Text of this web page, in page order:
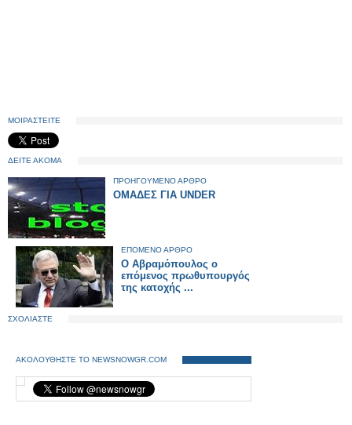
ΜΟΙΡΑΣΤΕΙΤΕ
ΔΕΙΤΕ ΑΚΟΜΑ
ΠΡΟΗΓΟΥΜΕΝΟ ΑΡΘΡΟ
ΟΜΑΔΕΣ ΓΙΑ UNDER
ΕΠΟΜΕΝΟ ΑΡΘΡΟ
Ο Αβραμόπουλος ο
επόμενος πρωθυπουργός
της κατοχής ...
ΣΧΟΛΙΑΣΤΕ
ΑΚΟΛΟΥΘΗΣΤΕ ΤΟ NEWSNOWGR.COM